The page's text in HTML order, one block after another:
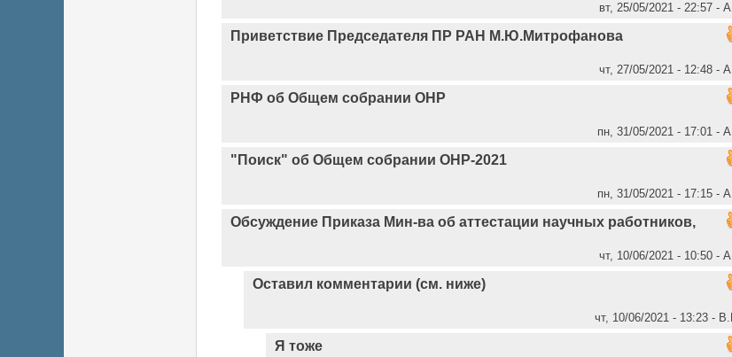
вт, 25/05/2021 - 22:57 -
Приветствие Председателя ПР РАН М.Ю.Митрофанова
чт, 27/05/2021 - 12:48 -
РНФ об Общем собрании ОНР
пн, 31/05/2021 - 17:01 -
"Поиск" об Общем собрании ОНР-2021
пн, 31/05/2021 - 17:15 -
Обсуждение Приказа Мин-ва об аттестации научных работников,
чт, 10/06/2021 - 10:50 -
Оставил комментарии (см. ниже)
чт, 10/06/2021 - 13:23 -
Я тоже